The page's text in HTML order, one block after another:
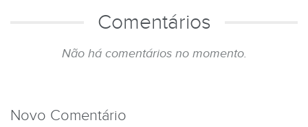
Comentários
Não há comentários no momento.
Novo Comentário